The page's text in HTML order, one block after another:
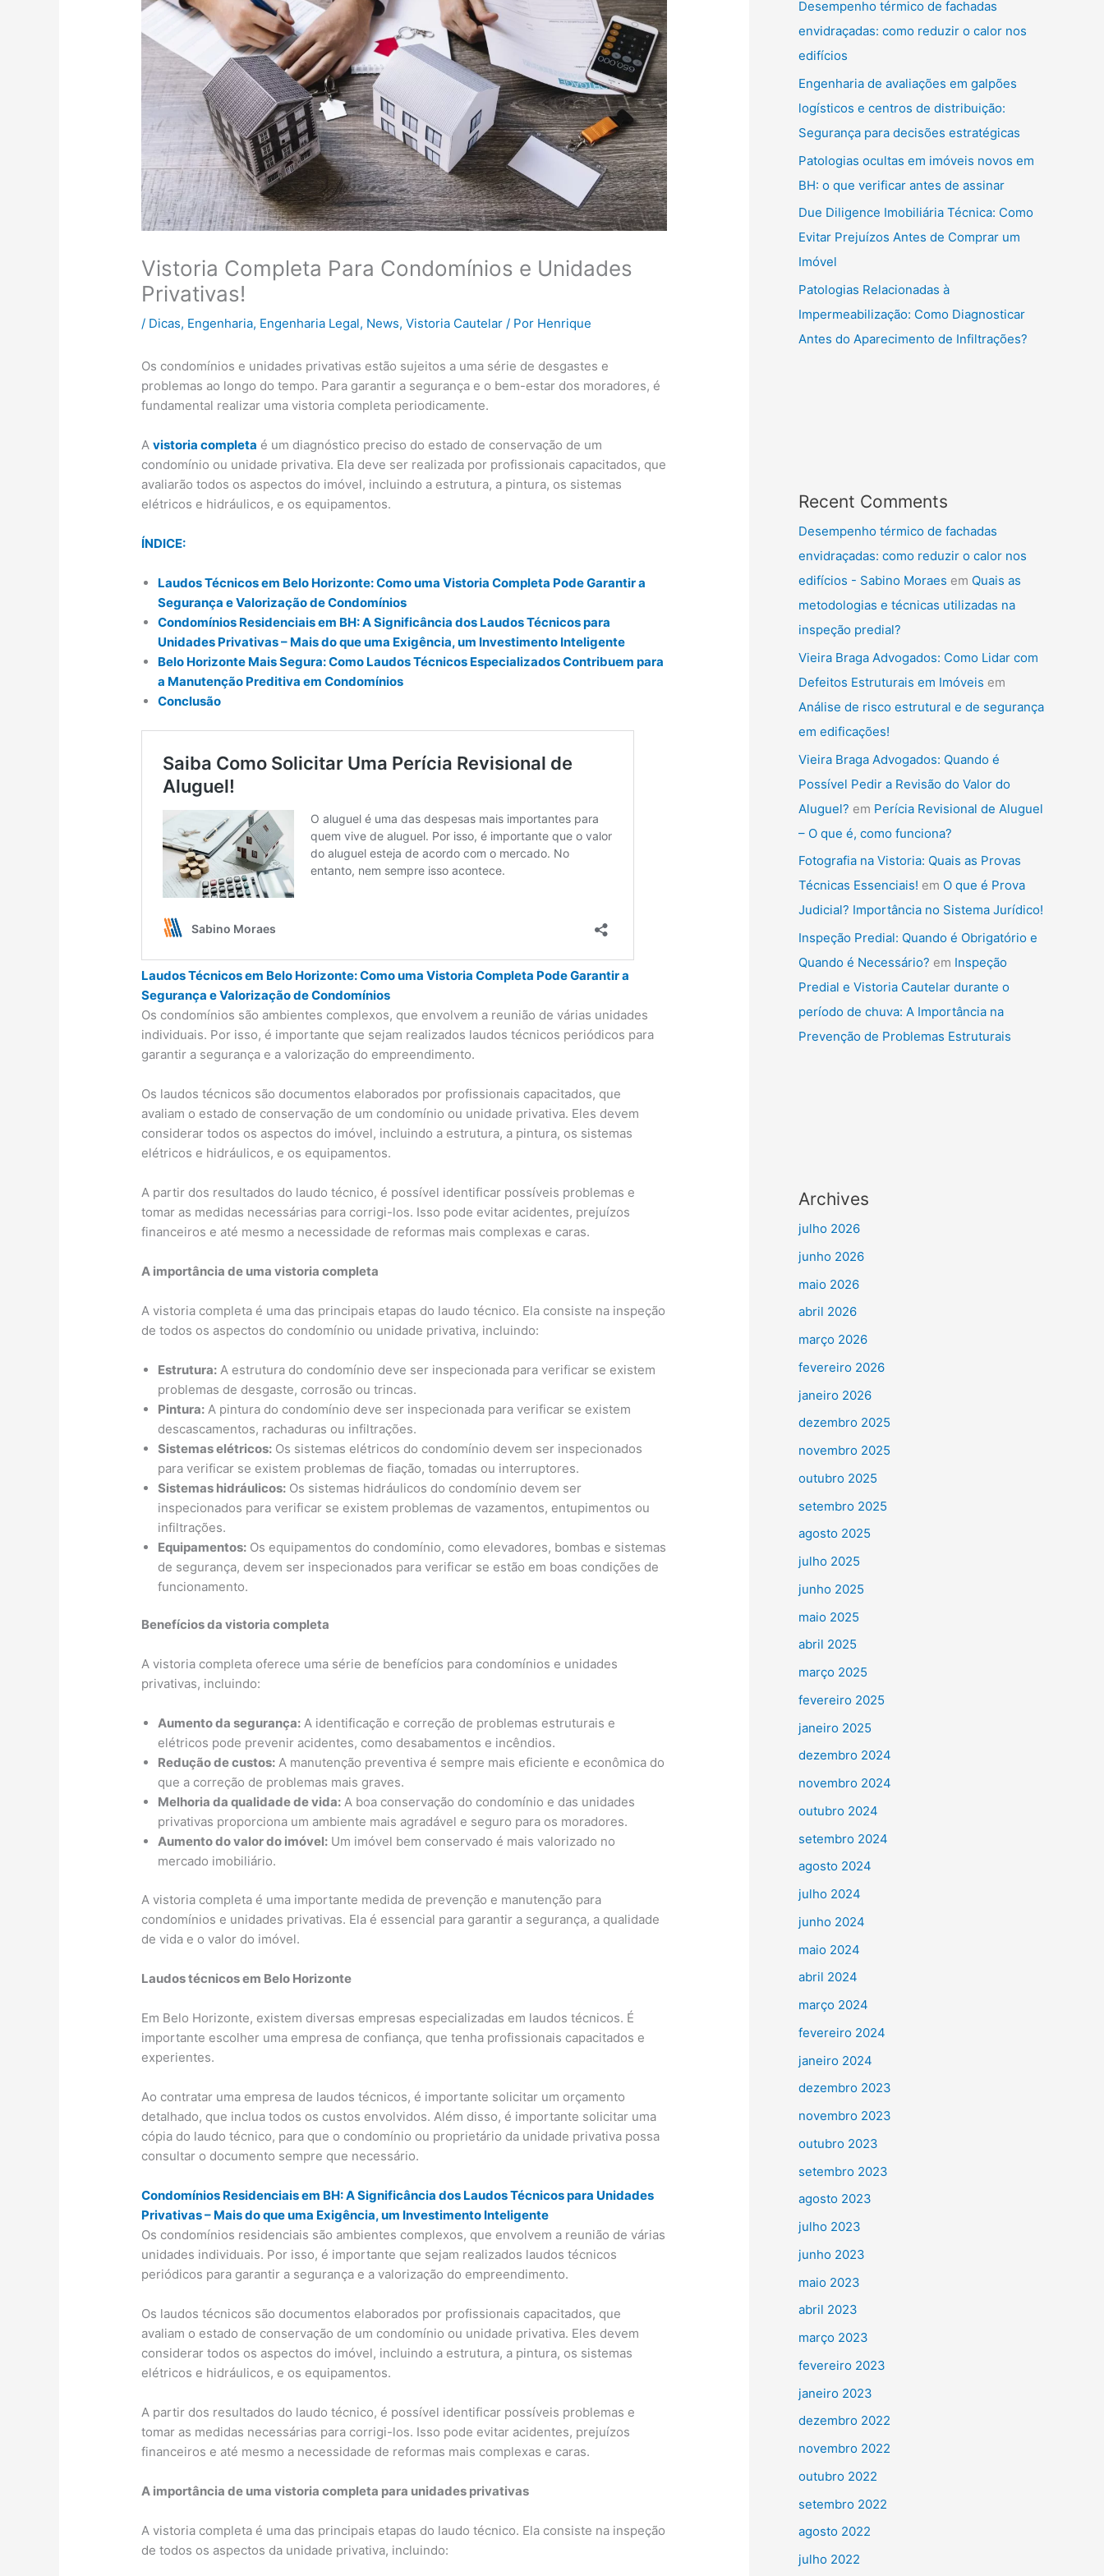
Vistoria Completa Para Condomínios e Unidades
Privativas!
/ Dicas, Engenharia, Engenharia Legal, News,Vistoria Cautelar / Por Henrique
Os condomínios e unidades privativas estão sujeitos a uma série de desgastes e
problemas ao longo do tempo. Para garantir a segurança e o bem-estar dos moradores, é
fundamental realizar uma vistoria completa periodicamente.
Avistoria completa é um diagnóstico preciso do estado de conservação de um
condomínio ou unidade privativa. Ela deve ser realizada por profissionais capacitados, que
avaliarão todos os aspectos do imóvel, incluindo a estrutura, a pintura, os sistemas
elétricos e hidráulicos, e os equipamentos.
ÍNDICE:
Laudos Técnicos em Belo Horizonte: Como uma Vistoria Completa Pode Garantir a
Segurança e Valorização de Condomínios
Condomínios Residenciais em BH: A Significância dos Laudos Técnicos para
Unidades Privativas – Mais do que uma Exigência, um Investimento Inteligente
Belo Horizonte Mais Segura: Como Laudos Técnicos Especializados Contribuem para
a Manutenção Preditiva em Condomínios
Conclusão
Laudos Técnicos em Belo Horizonte: Como uma Vistoria Completa Pode Garantir a
Segurança e Valorização de Condomínios
Os condomínios são ambientes complexos, que envolvem a reunião de várias unidades
individuais. Por isso, é importante que sejam realizados laudos técnicos periódicos para
garantir a segurança e a valorização do empreendimento.
Os laudos técnicos são documentos elaborados por profissionais capacitados, que
avaliam o estado de conservação de um condomínio ou unidade privativa. Eles devem
considerar todos os aspectos do imóvel, incluindo a estrutura, a pintura, os sistemas
elétricos e hidráulicos, e os equipamentos.
A partir dos resultados do laudo técnico, é possível identificar possíveis problemas e
tomar as medidas necessárias para corrigi-los. Isso pode evitar acidentes, prejuízos
financeiros e até mesmo a necessidade de reformas mais complexas e caras.
A importância de uma vistoria completa
A vistoria completa é uma das principais etapas do laudo técnico. Ela consiste na inspeção
de todos os aspectos do condomínio ou unidade privativa, incluindo:
Estrutura: A estrutura do condomínio deve ser inspecionada para verificar se existem
problemas de desgaste, corrosão ou trincas.
Pintura: A pintura do condomínio deve ser inspecionada para verificar se existem
descascamentos, rachaduras ou infiltrações.
Sistemas elétricos: Os sistemas elétricos do condomínio devem ser inspecionados
para verificar se existem problemas de fiação, tomadas ou interruptores.
Sistemas hidráulicos: Os sistemas hidráulicos do condomínio devem ser
inspecionados para verificar se existem problemas de vazamentos, entupimentos ou
infiltrações.
Equipamentos: Os equipamentos do condomínio, como elevadores, bombas e sistemas
de segurança, devem ser inspecionados para verificar se estão em boas condições de
funcionamento.
Benefícios da vistoria completa
A vistoria completa oferece uma série de benefícios para condomínios e unidades
privativas, incluindo:
Aumento da segurança: A identificação e correção de problemas estruturais e
elétricos pode prevenir acidentes, como desabamentos e incêndios.
Redução de custos: A manutenção preventiva é sempre mais eficiente e econômica do
que a correção de problemas mais graves.
Melhoria da qualidade de vida: A boa conservação do condomínio e das unidades
privativas proporciona um ambiente mais agradável e seguro para os moradores.
Aumento do valor do imóvel: Um imóvel bem conservado é mais valorizado no
mercado imobiliário.
A vistoria completa é uma importante medida de prevenção e manutenção para
condomínios e unidades privativas. Ela é essencial para garantir a segurança, a qualidade
de vida e o valor do imóvel.
Laudos técnicos em Belo Horizonte
Em Belo Horizonte, existem diversas empresas especializadas em laudos técnicos. É
importante escolher uma empresa de confiança, que tenha profissionais capacitados e
experientes.
Ao contratar uma empresa de laudos técnicos, é importante solicitar um orçamento
detalhado, que inclua todos os custos envolvidos. Além disso, é importante solicitar uma
cópia do laudo técnico, para que o condomínio ou proprietário da unidade privativa possa
consultar o documento sempre que necessário.
Condomínios Residenciais em BH: A Significância dos Laudos Técnicos para Unidades
Privativas – Mais do que uma Exigência, um Investimento Inteligente
Os condomínios residenciais são ambientes complexos, que envolvem a reunião de várias
unidades individuais. Por isso, é importante que sejam realizados laudos técnicos
periódicos para garantir a segurança e a valorização do empreendimento.
Os laudos técnicos são documentos elaborados por profissionais capacitados, que
avaliam o estado de conservação de um condomínio ou unidade privativa. Eles devem
considerar todos os aspectos do imóvel, incluindo a estrutura, a pintura, os sistemas
elétricos e hidráulicos, e os equipamentos.
A partir dos resultados do laudo técnico, é possível identificar possíveis problemas e
tomar as medidas necessárias para corrigi-los. Isso pode evitar acidentes, prejuízos
financeiros e até mesmo a necessidade de reformas mais complexas e caras.
A importância de uma vistoria completa para unidades privativas
A vistoria completa é uma das principais etapas do laudo técnico. Ela consiste na inspeção
de todos os aspectos da unidade privativa, incluindo:
Desempenho térmico de fachadas
envidraçadas: como reduzir o calor nos
edifícios
Engenharia de avaliações em galpões
logísticos e centros de distribuição:
Segurança para decisões estratégicas
Patologias ocultas em imóveis novos em
BH: o que verificar antes de assinar
Due Diligence Imobiliária Técnica: Como
Evitar Prejuízos Antes de Comprar um
Imóvel
Patologias Relacionadas à
Impermeabilização: Como Diagnosticar
Antes do Aparecimento de Infiltrações?
Recent Comments
Desempenho térmico de fachadas
envidraçadas: como reduzir o calor nos
edifícios - Sabino Moraes em Quais as
metodologias e técnicas utilizadas na
inspeção predial?
Vieira Braga Advogados: Como Lidar com
Defeitos Estruturais em Imóveis em
Análise de risco estrutural e de segurança
em edificações!
Vieira Braga Advogados: Quando é
Possível Pedir a Revisão do Valor do
Aluguel? em Perícia Revisional de Aluguel
– O que é, como funciona?
Fotografia na Vistoria: Quais as Provas
Técnicas Essenciais! em O que é Prova
Judicial? Importância no Sistema Jurídico!
Inspeção Predial: Quando é Obrigatório e
Quando é Necessário? em Inspeção
Predial e Vistoria Cautelar durante o
período de chuva: A Importância na
Prevenção de Problemas Estruturais
Archives
julho 2026
junho 2026
maio 2026
abril 2026
março 2026
fevereiro 2026
janeiro 2026
dezembro 2025
novembro 2025
outubro 2025
setembro 2025
agosto 2025
julho 2025
junho 2025
maio 2025
abril 2025
março 2025
fevereiro 2025
janeiro 2025
dezembro 2024
novembro 2024
outubro 2024
setembro 2024
agosto 2024
julho 2024
junho 2024
maio 2024
abril 2024
março 2024
fevereiro 2024
janeiro 2024
dezembro 2023
novembro 2023
outubro 2023
setembro 2023
agosto 2023
julho 2023
junho 2023
maio 2023
abril 2023
março 2023
fevereiro 2023
janeiro 2023
dezembro 2022
novembro 2022
outubro 2022
setembro 2022
agosto 2022
julho 2022